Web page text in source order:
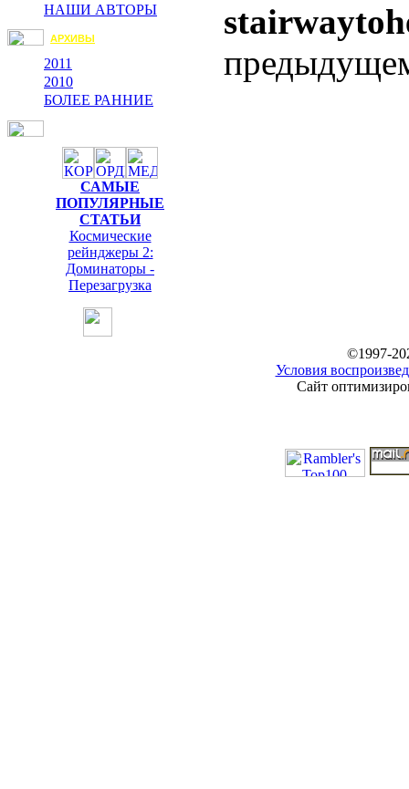
НАШИ АВТОРЫ
АРХИВЫ
2011
2010
БОЛЕЕ РАННИЕ
САМЫЕ
ПОПУЛЯРНЫЕ
СТАТЬИ
Космические
рейнджеры 2:
Доминаторы -
Перезагрузка
©1997-
Условия
Сайт